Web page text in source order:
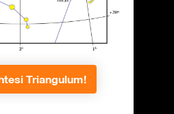
Triangulum!